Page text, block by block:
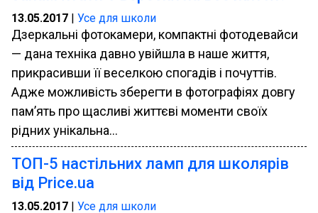
13.05.2017 | Усе для школи
Дзеркальні фотокамери, компактні фотодевайси
— дана техніка давно увійшла в наше життя,
прикрасивши її веселкою спогадів і почуттів.
Адже можливість зберегти в фотографіях довгу
пам’ять про щасливі життєві моменти своїх
рідних унікальна...
ТОП-5 настільних ламп для школярів
від Price.ua
13.05.2017 | Усе для школи